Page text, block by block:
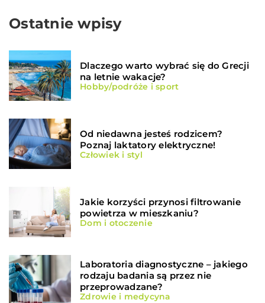
Ostatnie wpisy
Dlaczego warto wybrać się do Grecji
na letnie wakacje?
Hobby/podróże i sport
Od niedawna jesteś rodzicem?
Poznaj laktatory elektryczne!
Człowiek i styl
Jakie korzyści przynosi filtrowanie
powietrza w mieszkaniu?
Dom i otoczenie
Laboratoria diagnostyczne – jakiego
rodzaju badania są przez nie
przeprowadzane?
Zdrowie i medycyna